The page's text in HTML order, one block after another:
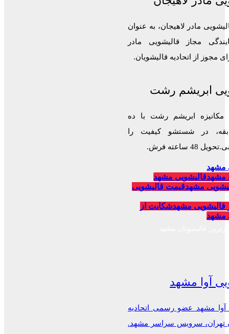
مادر لاهیجان، به عنوان
مجاز قالیشویی مادر
مجوز از اتحادیه قالیشویان.
ابریشم رشت
مکانیزه ابریشم رشت با ده
در شستشو کیفیت را
48 ساعته فرش.
مشهد
مشهدقالیشویی مشهد
مشهدقیمت قالیشویی
قالیشویی مشهدشکایت از
مشهد
آوا مشهد
آوا مشهد عضو رسمی اتحادیه
تهران، سرویس سراسر مشهد.